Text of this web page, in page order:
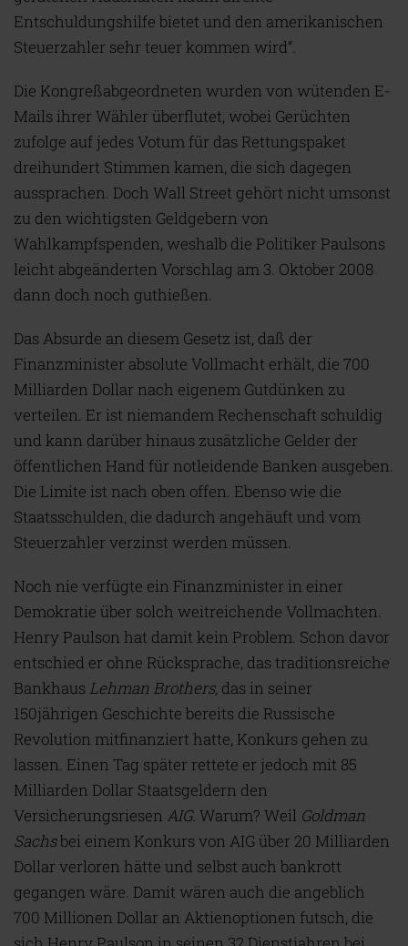
Entschuldungshilfe bietet und den amerikanischen
Steuerzahler sehr teuer kommen wird“.
Die Kongreßabgeordneten wurden von wütenden E-
Mails ihrer Wähler überflutet, wobei Gerüchten
zufolge auf jedes Votum für das Rettungspaket
dreihundert Stimmen kamen, die sich dagegen
aussprachen. Doch Wall Street gehört nicht umsonst
zu den wichtigsten Geldgebern von
Wahlkampfspenden, weshalb die Politiker Paulsons
leicht abgeänderten Vorschlag am 3. Oktober 2008
dann doch noch guthießen.
Das Absurde an diesem Gesetz ist, daß der
Finanzminister absolute Vollmacht erhält, die 700
Milliarden Dollar nach eigenem Gutdünken zu
verteilen. Er ist niemandem Rechenschaft schuldig
und kann darüber hinaus zusätzliche Gelder der
öffentlichen Hand für notleidende Banken ausgeben.
Die Limite ist nach oben offen. Ebenso wie die
Staatsschulden, die dadurch angehäuft und vom
Steuerzahler verzinst werden müssen.
Noch nie verfügte ein Finanzminister in einer
Demokratie über solch weitreichende Vollmachten.
Henry Paulson hat damit kein Problem. Schon davor
entschied er ohne Rücksprache, das traditionsreiche
Bankhaus Lehman Brothers, das in seiner
150jährigen Geschichte bereits die Russische
Revolution mitfinanziert hatte, Konkurs gehen zu
lassen. Einen Tag später rettete er jedoch mit 85
Milliarden Dollar Staatsgeldern den
Versicherungsriesen AIG. Warum? Weil Goldman
Sachsbei einem Konkurs von AIG über 20 Milliarden
Dollar verloren hätte und selbst auch bankrott
gegangen wäre. Damit wären auch die angeblich
700 Millionen Dollar an Aktienoptionen futsch, die